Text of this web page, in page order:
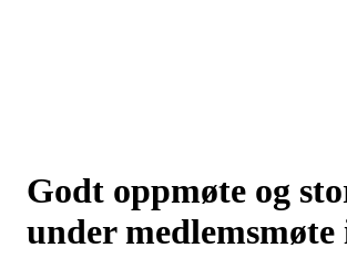
Godt oppmøte og
under